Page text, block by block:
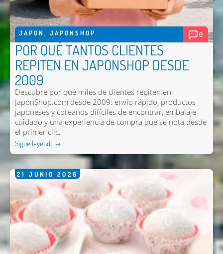
JAPON , JAPONSHOP 0
POR QUÉ TANTOS CLIENTES
REPITEN EN JAPONSHOP DESDE
2009
Descubre por qué miles de clientes repiten en
JaponShop.com desde 2009: envío rápido, productos
japoneses y coreanos difíciles de encontrar, embalaje
cuidado y una experiencia de compra que se nota desde
el primer clic.
Sigue leyendo →
21 JUNIO 2026